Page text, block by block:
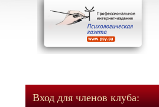
Вход для членов клуба: